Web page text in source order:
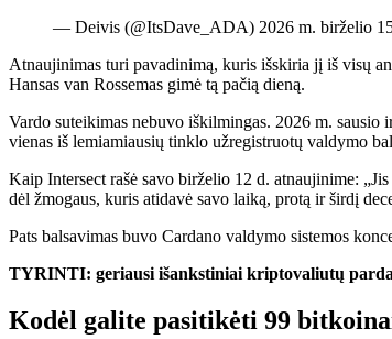
— Deivis (@ItsDave_ADA) 2026 m. birželio
Atnaujinimas turi pavadinimą, kuris išskiria jį iš visų
Hansas van Rossemas gimė tą pačią dieną.
Vardo suteikimas nebuvo iškilmingas. 2026 m. sausio
vienas iš lemiamiausių tinklo užregistruotų valdymo
Kaip Intersect rašė savo birželio 12 d. atnaujinime:
dėl žmogaus, kuris atidavė savo laiką, protą ir širdį
Pats balsavimas buvo Cardano valdymo sistemos
TYRINTI: geriausi išankstiniai kriptovaliutų
Kodėl galite pasitikėti 99